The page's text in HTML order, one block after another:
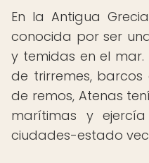
En la Antigua
conocida por ser
y temidas en el
de trirremes,
de remos, Atenas
marítimas y
ciudades-estado